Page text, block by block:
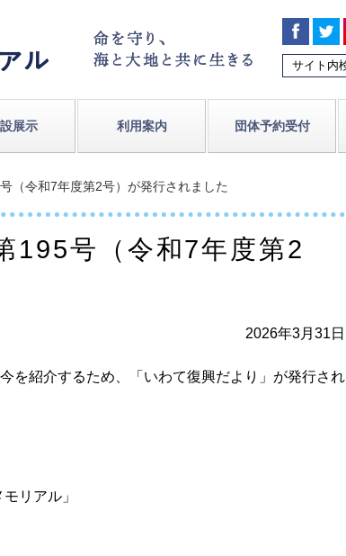
展示 利用案内 団体予約受付
（令和7年度第2号）が発行されました
195号（令和7年度第2
2026年3月31日
を紹介するため、「いわて復興だより」が発行され
リアル」